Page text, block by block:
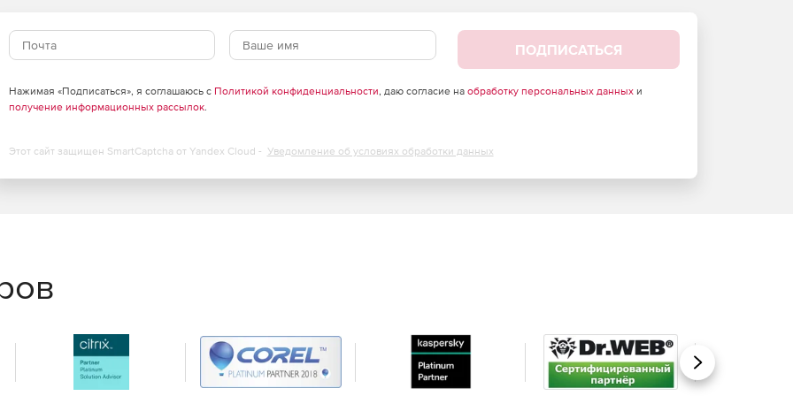
— может быть запущен с любого компьютера, не
защиты или установки какого-либо
постоянно используемого ПО.
данными между Dr.WebCureNet! и сервером «Доктор
времени — с консоли Dr.WebCureNet!
ПОДПИСАТЬСЯ
Нажимая «Подписаться», я соглашаюсь с Политикой конфиденциальности, даю согласие на обработку персональных данныхи
получение информационных рассылок.
Этот сайт защищен SmartCaptcha от Yandex Cloud - Уведомление об условиях обработки данных
Вперед